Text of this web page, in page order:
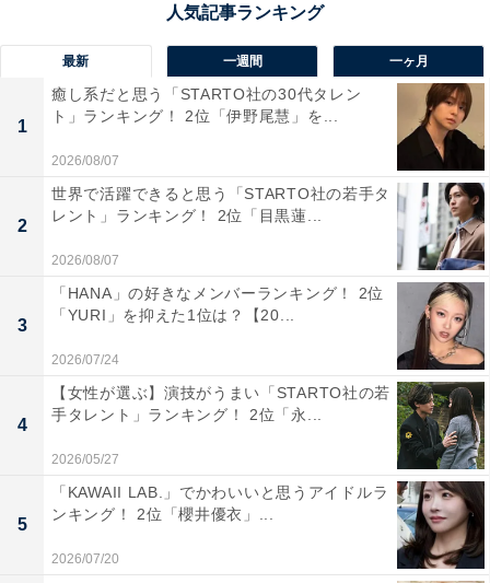
ージ」（50代男性／沖縄県）、「盛岡冷麺のイメージ」
（30代女性／愛知県）といった声が集まりました。
同率1位：陸前高田市／44票
岩手県沿岸の陸前高田市は、美しい海岸線と「奇跡の一
本松」で知られる街です。旧国名「陸前」を背負った重
厚感ある響きは、どこか凛とした武士のような格好よさ
最新 一週間 一ヶ月
1
癒し系だと思う「STARTO社の30代タレン
ト」ランキング！ 2位「伊野尾慧」を...
2026/08/07
2
世界で活躍できると思う「STARTO社の若手タ
レント」ランキング！ 2位「目黒蓮...
2026/08/07
3
「HANA」の好きなメンバーランキング！ 2位
「YURI」を抑えた1位は？【20...
2026/07/24
4
【女性が選ぶ】演技がうまい「STARTO社の若
手タレント」ランキング！ 2位「永...
2026/05/27
5
「KAWAII LAB.」でかわいいと思うアイドルラ
ンキング！ 2位「櫻井優衣」...
2026/07/20